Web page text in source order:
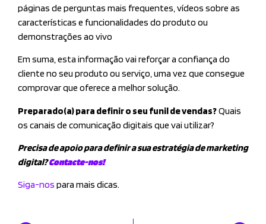
páginas de perguntas mais frequentes, vídeos sobre as
características e funcionalidades do produto ou
demonstrações ao vivo
Em suma, esta informação vai reforçar a confiança do
cliente no seu produto ou serviço, uma vez que consegue
comprovar que oferece a melhor solução.
Preparado(a) para definir o seu funil de vendas?Quais
os canais de comunicação digitais que vai utilizar?
Precisa de apoio para definir a sua estratégia de marketing
digital?Contacte-nos!
Siga-nos para mais dicas.